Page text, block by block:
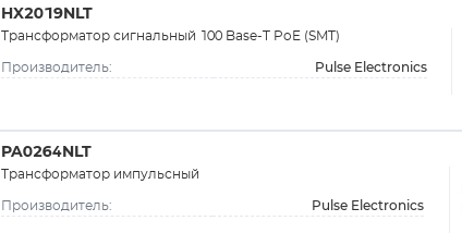
HX2019NLT
Трансформатор сигнальный 100 Base-T PoE (SMT)
Производитель: Pulse Electronics
PA0264NLT
Трансформатор импульсный
Производитель: Pulse Electronics